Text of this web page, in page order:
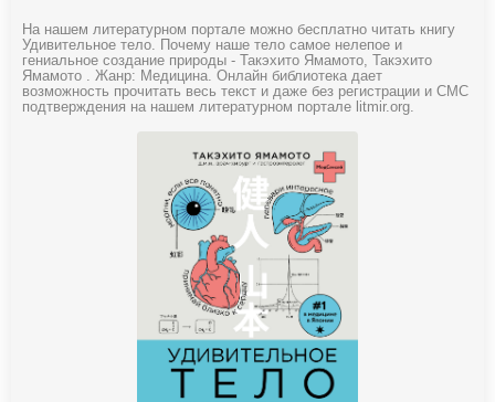
На нашем литературном портале можно бесплатно читать книгу
Удивительное тело. Почему наше тело самое нелепое и
гениальное создание природы - Такэхито Ямамото, Такэхито
Ямамото . Жанр: Медицина. Онлайн библиотека дает
возможность прочитать весь текст и даже без регистрации и СМС
подтверждения на нашем литературном портале litmir.org.